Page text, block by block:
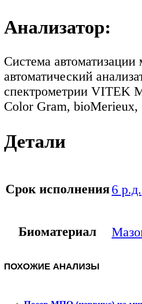
Анализатор:
Система
автоматический
спектрометрии VITEK
Color Gram,
Детали
Срок исполнения6 р.д.
Биоматериал
ПОХОЖИЕ АНАЛИЗЫ